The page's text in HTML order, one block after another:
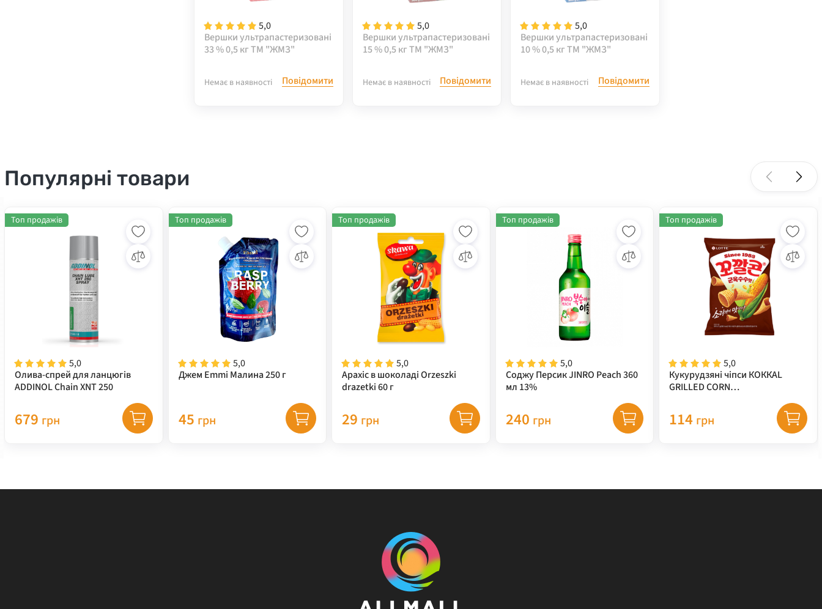
5,0
Вершки ультрапастеризовані
33 % 0,5 кг ТМ "ЖМЗ"
Немає в наявності Повідомити
5,0
Вершки ультрапастеризовані
15 % 0,5 кг ТМ "ЖМЗ"
Немає в наявності Повідомити
5,0
Вершки ультрапастеризовані
10 % 0,5 кг ТМ "ЖМЗ"
Немає в наявності Повідомити
Популярні товари
5,0
Олива-спрей для ланцюгів
ADDINOL Chain XNT 250
Топ продажів
679 грн
5,0
Джем Emmi Малина 250 г
Топ продажів
45 грн
5,0
Арахіс в шоколаді Orzeszki
drazetki 60 г
Топ продажів
29 грн
5,0
Соджу Персик JINRO Peach 360
мл 13%
Топ продажів
240 грн
5,0
Кукурудзяні чіпси КОККАL
GRILLED CORN
67 г
Топ продажів
114 грн